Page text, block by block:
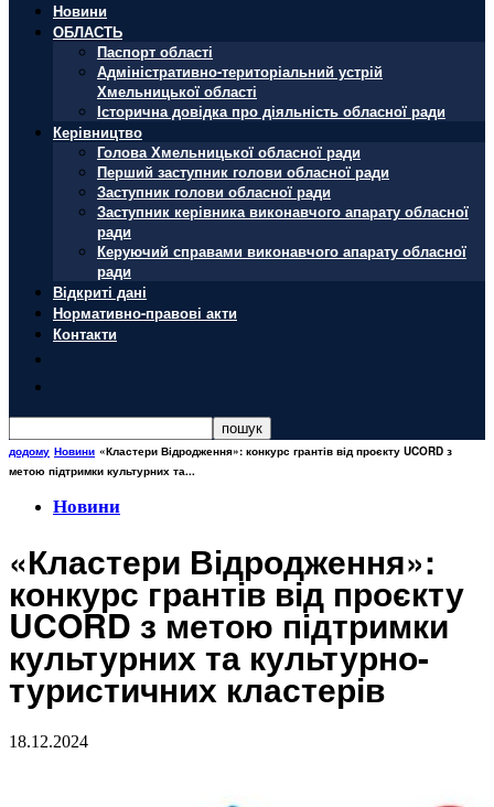
Новини
ОБЛАСТЬ
Паспорт області
Адміністративно-територіальний устрій
Хмельницької області
Історична довідка про діяльність обласної ради
Керівництво
Голова Хмельницької обласної ради
Перший заступник голови обласної ради
Заступник голови обласної ради
Заступник керівника виконавчого апарату обласної
ради
Керуючий справами виконавчого апарату обласної
ради
Відкриті дані
Нормативно-правові акти
Контакти
додому Новини «Кластери Відродження»: конкурс грантів від проєкту UCORD з
метою підтримки культурних та...
Новини
«Кластери Відродження»:
конкурс грантів від проєкту
UCORD з метою підтримки
культурних та культурно-
туристичних кластерів
18.12.2024